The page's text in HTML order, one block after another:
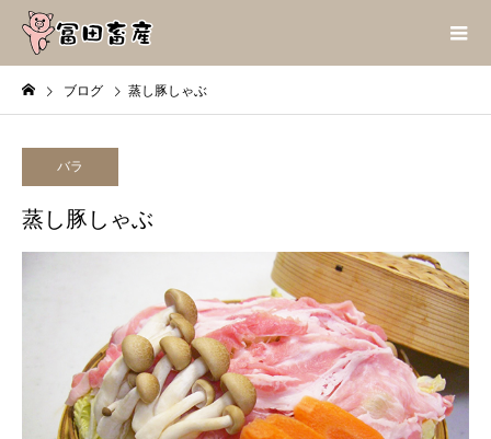
ブログ 蒸し豚しゃぶ
バラ
蒸し豚しゃぶ